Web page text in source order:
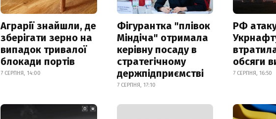
Аграрії знайшли, де
зберігати зерно на
випадок тривалої
блокади портів
7 СЕРПНЯ, 14:00
Фігурантка "плівок
Міндіча" отримала
керівну посаду в
стратегічному
держпідприємстві
7 СЕРПНЯ, 17:10
РФ
обсяги
7 СЕРПНЯ, 16:50